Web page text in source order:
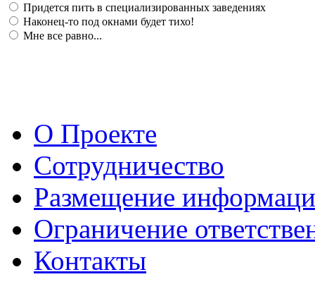
Придется пить в специализированных заведениях
Наконец-то под окнами будет тихо!
Мне все равно...
О Проекте
Сотрудничество
Размещение
Ограничение
Контакты